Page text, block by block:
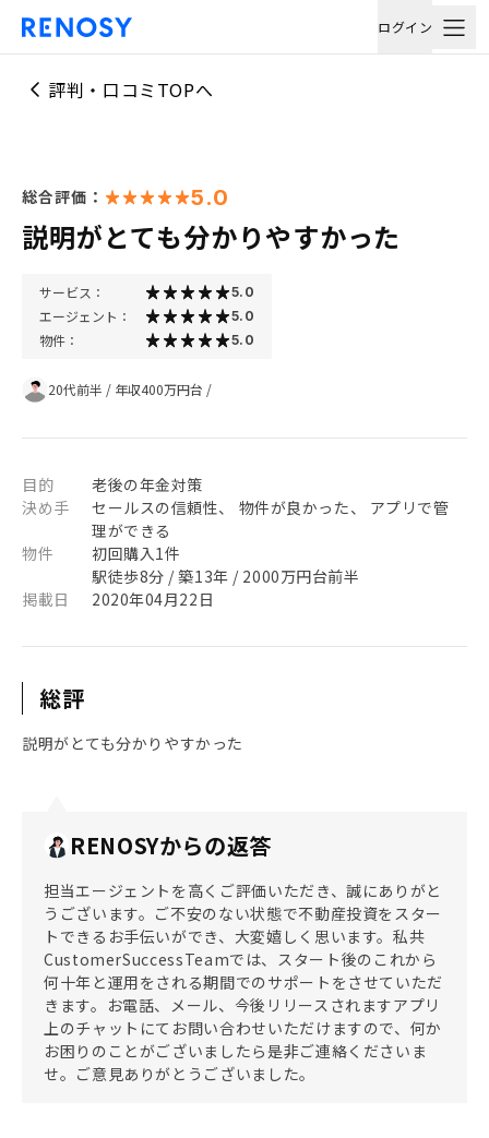
ログイン
評判・口コミTOPへ
総合評価： 5.0
説明がとても分かりやすかった
サービス： 5.0
エージェント： 5.0
物件： 5.0
20代前半 / 年収400万円台 /
目的
老後の年金対策
決め手
セールスの信頼性、 物件が良かった、 アプリで管
理ができる
物件
初回購入1件
駅徒歩8分 / 築13年 / 2000万円台前半
掲載日
2020年04月22日
総評
説明がとても分かりやすかった
RENOSYからの返答
担当エージェントを高くご評価いただき、誠にありがと
うございます。ご不安のない状態で不動産投資をスター
トできるお手伝いができ、大変嬉しく思います。私共
CustomerSuccessTeamでは、スタート後のこれから
何十年と運用をされる期間でのサポートをさせていただ
きます。お電話、メール、今後リリースされますアプリ
上のチャットにてお問い合わせいただけますので、何か
お困りのことがございましたら是非ご連絡くださいま
せ。ご意見ありがとうございました。